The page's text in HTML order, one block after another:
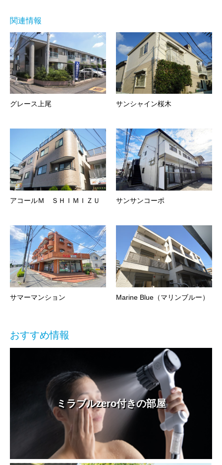
関連情報
グレース上尾 サンシャイン桜木
アコールＭ ＳＨＩＭＩＺＵ サンサンコーポ
サマーマンション Marine Blue（マリンブルー）
おすすめ情報
ミラブルzero付きの部屋